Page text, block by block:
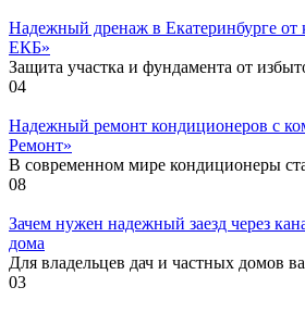
Надежный дренаж в Екатеринбурге
ЕКБ»
Защита участка и фундамента от
04
Надежный ремонт кондиционеров с
Ремонт»
В современном мире кондиционеры
08
Зачем нужен надежный заезд через
дома
Для владельцев дач и частных домов
03